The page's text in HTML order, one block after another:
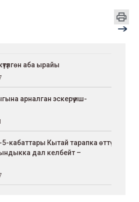
аба ырайы
арналган эскерүү иш-
кабаттары Кытай тарапка өттү
дал келбейт –